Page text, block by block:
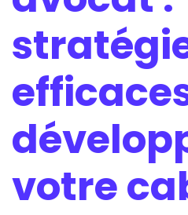
votre